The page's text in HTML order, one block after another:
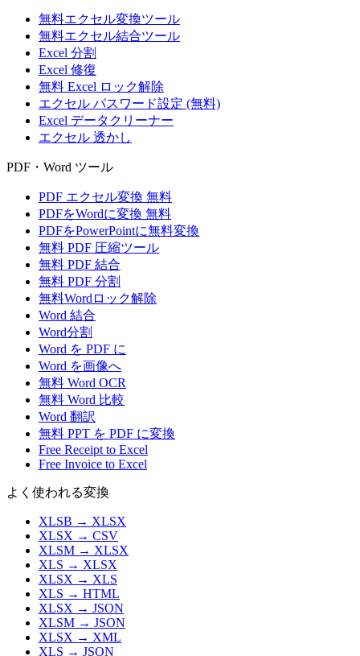
無料エクセル変換ツール
無料エクセル結合ツール
Excel 分割
Excel 修復
無料 Excel ロック解除
エクセル パスワード設定 (無料)
Excel データクリーナー
エクセル 透かし
PDF・Word ツール
PDF エクセル変換 無料
PDFをWordに変換 無料
PDFをPowerPointに無料変換
無料 PDF 圧縮ツール
無料 PDF 結合
無料 PDF 分割
無料Wordロック解除
Word 結合
Word分割
Word を PDF に
Word を画像へ
無料 Word OCR
無料 Word 比較
Word 翻訳
無料 PPT を PDF に変換
Free Receipt to Excel
Free Invoice to Excel
よく使われる変換
XLSB → XLSX
XLSX → CSV
XLSM → XLSX
XLS → XLSX
XLSX → XLS
XLS → HTML
XLSX → JSON
XLSM → JSON
XLSX → XML
XLS → JSON